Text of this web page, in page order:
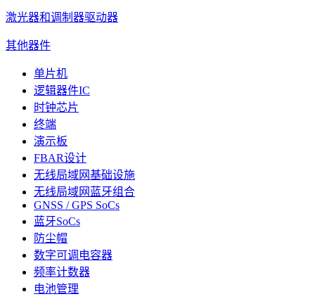
激光器和调制器驱动器
其他器件
单片机
逻辑器件IC
时钟芯片
终端
演示板
FBAR设计
无线局域网基础设施
无线局域网蓝牙组合
GNSS / GPS SoCs
蓝牙SoCs
防尘帽
数字可调电容器
频率计数器
电池管理